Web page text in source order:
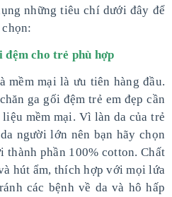
những tiêu chí dưới đây để
đệm cho trẻ phù hợp
mềm mại là ưu tiên hàng đầu.
ga gối đệm trẻ em đẹp cần
mềm mại. Vì làn da của trẻ
người lớn nên bạn hãy chọn
thành phần 100% cotton. Chất
hút ẩm, thích hợp với mọi lứa
các bệnh về da và hô hấp